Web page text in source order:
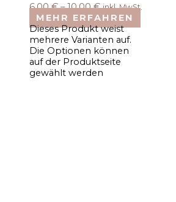
6,00€–10,00€ inkl. MwSt.
MEHR ERFAHREN
Dieses Produkt weist
mehrere Varianten auf.
Die Optionen können
auf der Produktseite
gewählt werden